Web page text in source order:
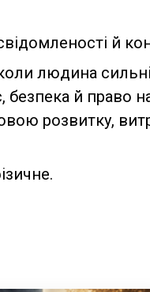
й
людина
безпека й право
розвитку,